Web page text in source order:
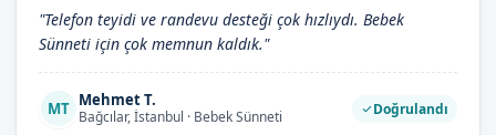
"Telefon teyidi ve randevu desteği çok hızlıydı. Bebek
Sünneti için çok memnun kaldık."
MT Mehmet T.
Bağcılar, İstanbul · Bebek Sünneti Doğrulandı